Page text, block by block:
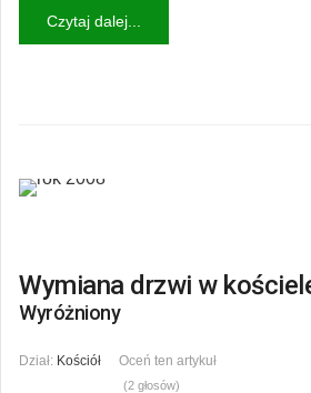
Czytaj dalej...
Wymiana drzwi w
Wyróżniony
Dział: Kościół Oceń ten artykuł
(2 głosów)